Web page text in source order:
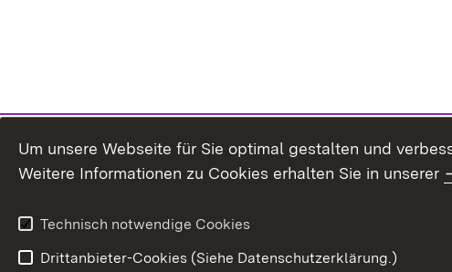
Um unsere Webseite für Sie optimal gestalten und
Weitere Informationen zu Cookies erhalten Sie in unserer
Technisch notwendige Cookies
Drittanbieter-Cookies (Siehe Datenschutzerklärung.)